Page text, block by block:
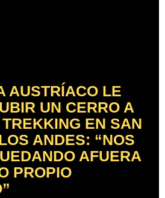
AUSTRÍACO LE
UN CERRO A
EN SAN
ANDES: “NOS
AFUERA
PROPIO